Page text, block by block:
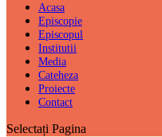
Acasa
Episcopie
Episcopul
Institutii
Media
Cateheza
Proiecte
Contact
Selectați Pagina